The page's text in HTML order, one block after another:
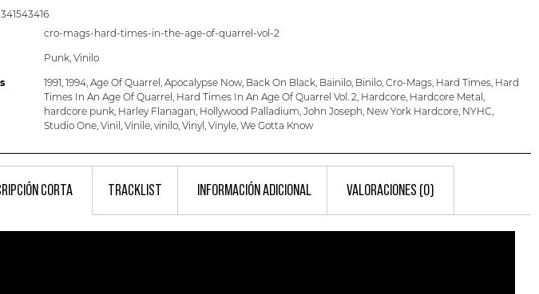
cro-mags-hard-times-in-the-age-of-quarrel-vol-2
Punk, Vinilo
1991, 1994, Age Of Quarrel , Apocalypse Now, Back On Black, Bainilo, Binilo, Cro-Mags, Hard Times, Hard
Times In An Age Of Quarrel , Hard Times In An Age Of Quarrel Vol. 2, Hardcore, Hardcore Metal ,
hardcore punk, Harley Flanagan, Hollywood Palladium, John Joseph, New York Hardcore, NYHC,
Studio One, Vinil , Vinile, vinilo, Vinyl, Vinyle, We Gotta Know
CORTA TRACKLIST INFORMACIÓN ADICIONAL VALORACIONES (0)